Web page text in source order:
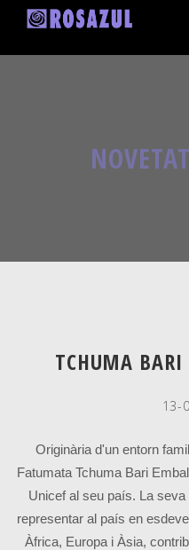
TCHUMA
13-
Originària d'un entorn
Fatumata Tchuma Bari
Unicef al seu país. La
representar al país en
Àfrica, Europa i Àsia,